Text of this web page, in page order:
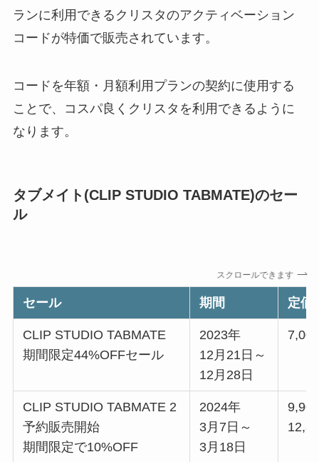
ランに利用できるクリスタのアクティベーション
コードが特価で販売されています。
コードを年額・月額利用プランの契約に使用する
ことで、コスパ良くクリスタを利用できるように
なります。
タブメイト(CLIP STUDIO TABMATE)のセー
ル
スクロールできます
セール 期間 定価
CLIP STUDIO TABMATE
期間限定44%OFFセール
2023年
12月21日～
12月28日
CLIP STUDIO TABMATE 2
予約販売開始
期間限定で10%OFF
2024年
3月7日～
3月18日